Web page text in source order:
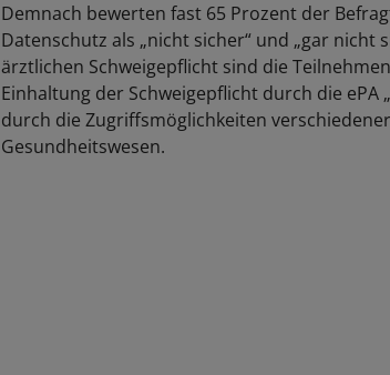
Demnach bewerten fast 65 Prozent der
Datenschutz als „nicht sicher“ und „gar nicht
ärztlichen Schweigepflicht sind die
Einhaltung der Schweigepflicht durch die ePA
durch die Zugriffsmöglichkeiten
Gesundheitswesen.